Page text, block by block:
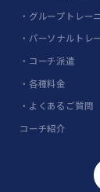
・グループトレー
・パーソナルトレ
・コーチ派遣
・各種料金
・よくあるご質問
コーチ紹介